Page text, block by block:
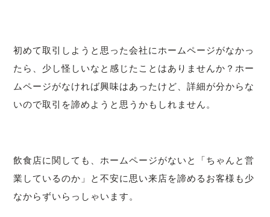
初めて取引しようと思った会社にホームページがなかっ
たら、少し怪しいなと感じたことはありませんか？ホー
ムページがなければ興味はあったけど、詳細が分からな
いので取引を諦めようと思うかもしれません。
飲食店に関しても、ホームページがないと「ちゃんと営
業しているのか」と不安に思い来店を諦めるお客様も少
なからずいらっしゃいます。